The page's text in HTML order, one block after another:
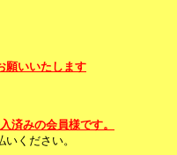
願いいたします
済みの会員様です。
ください。